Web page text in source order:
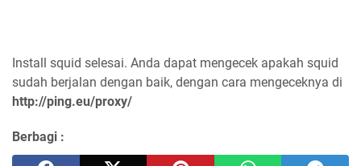
Install squid selesai. Anda dapat mengecek apakah squid
sudah berjalan dengan baik, dengan cara mengeceknya di
http://ping.eu/proxy/
Berbagi :